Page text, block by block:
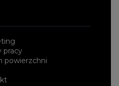
pracy
powierzchni